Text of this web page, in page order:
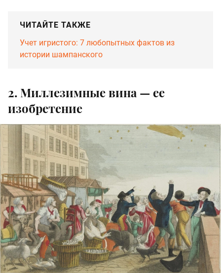
ЧИТАЙТЕ ТАКЖЕ
Учет игристого: 7 любопытных фактов из
истории шампанского
2. Миллезимные вина — ее
изобретение